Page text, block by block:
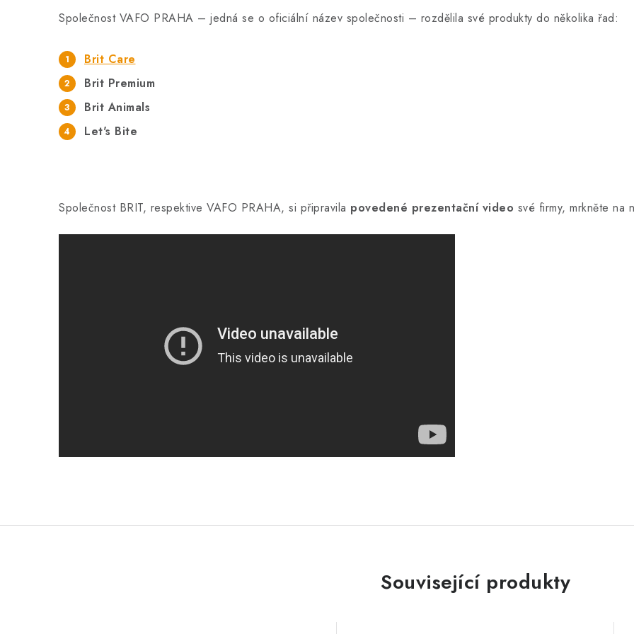
Společnost VAFO PRAHA – jedná se o oficiální název společnosti – rozdělila své produkty do několika řad:
Brit Care
Brit Premium
Brit Animals
Let's Bite
Společnost BRIT, respektive VAFO PRAHA, si připravila povedené prezentační video své firmy, mrkněte na
Související produkty